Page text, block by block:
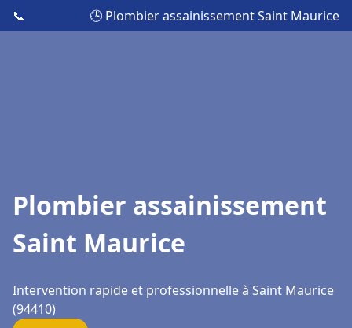
📞 🕒 Plombier assainissement Saint Maurice
Plombier assainissement
Saint Maurice
Intervention rapide et professionnelle à Saint Maurice
(94410)